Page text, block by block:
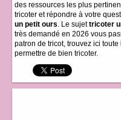
des ressources les plus
tricoter et répondre à votre
un petit ours. Le sujettricoter
très demandé en 2026 vous
patron de tricot, trouvez ici
permettre de bien tricoter.